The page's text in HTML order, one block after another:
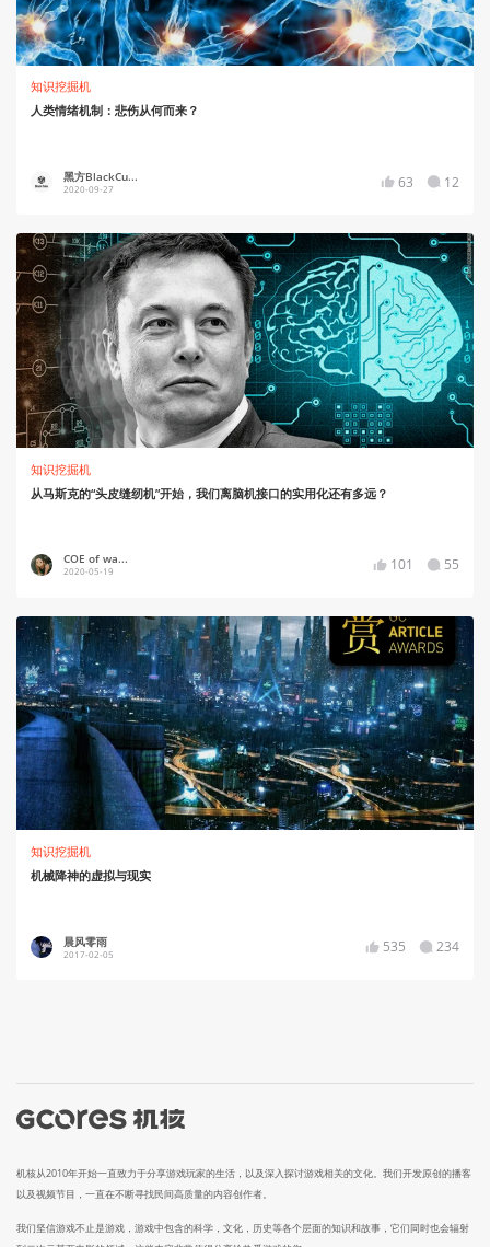
知识挖掘机
人类情绪机制：悲伤从何而来？
黑方BlackCu...
2020-09-27 63 12
知识挖掘机
从马斯克的“头皮缝纫机”开始，我们离脑机接口的实用化还有多远？
COE of wa...
2020-05-19 101 55
知识挖掘机
机械降神的虚拟与现实
晨风零雨
2017-02-05 535 234
机核从2010年开始一直致力于分享游戏玩家的生活，以及深入探讨游戏相关的文化。我们开发原创的播客
以及视频节目，一直在不断寻找民间高质量的内容创作者。
我们坚信游戏不止是游戏，游戏中包含的科学，文化，历史等各个层面的知识和故事，它们同时也会辐射